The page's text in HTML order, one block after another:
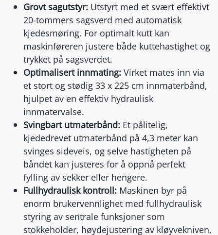
Grovt sagutstyr: Utstyrt med et svært effektivt
20-tommers sagsverd med automatisk
kjedesmøring. For optimalt kutt kan
maskinføreren justere både kuttehastighet og
trykket på sagsverdet.
Optimalisert innmating: Virket mates inn via
et stort og stødig 33 x 225 cm innmaterbånd,
hjulpet av en effektiv hydraulisk
innmatervalse.
Svingbart utmaterbånd: Et pålitelig,
kjededrevet utmaterbånd på 4,3 meter kan
svinges sideveis, og selve hastigheten på
båndet kan justeres for å oppnå perfekt
fylling av sekker eller hengere.
Fullhydraulisk kontroll: Maskinen byr på
enorm brukervennlighet med fullhydraulisk
styring av sentrale funksjoner som
stokkeholder, høydejustering av kløyvekniven,